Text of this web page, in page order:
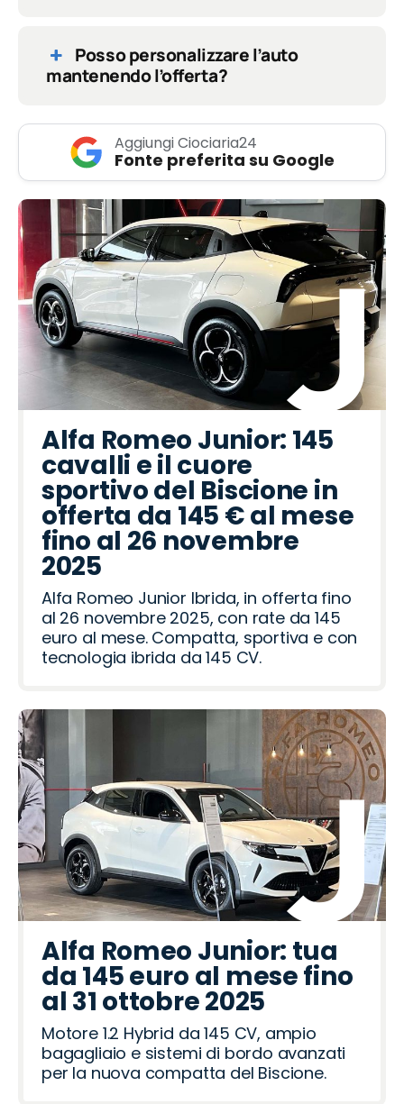
Posso personalizzare l’auto
mantenendo l’offerta?
Aggiungi Ciociaria24
Fonte preferita su Google
Alfa Romeo Junior: 145
cavalli e il cuore
sportivo del Biscione in
offerta da 145 € al mese
fino al 26 novembre
2025
Alfa Romeo Junior Ibrida, in offerta fino
al 26 novembre 2025, con rate da 145
euro al mese. Compatta, sportiva e con
tecnologia ibrida da 145 CV.
Alfa Romeo Junior: tua
da 145 euro al mese fino
al 31 ottobre 2025
Motore 1.2 Hybrid da 145 CV, ampio
bagagliaio e sistemi di bordo avanzati
per la nuova compatta del Biscione.